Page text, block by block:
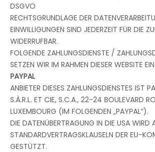
DSGVO
RECHTSGRUNDLAGE DER
EINWILLIGUNGEN SIND JEDERZEIT FÜR DIE
WIDERRUFBAR.
FOLGENDE ZAHLUNGSDIENSTE /
SETZEN WIR IM RAHMEN DIESER WEBSITE EIN:
PAYPAL
ANBIETER DIESES ZAHLUNGSDIENSTES IST
S.À.R.L. ET CIE, S.C.A., 22-24 BOULEVARD
LUXEMBOURG (IM FOLGENDEN „PAYPAL“).
DIE DATENÜBERTRAGUNG IN DIE USA WIRD
STANDARDVERTRAGSKLAUSELN DER EU-
GESTÜTZT.